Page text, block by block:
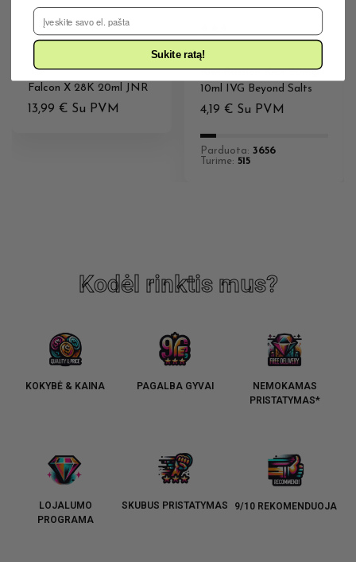
20MG VIENKARTINĖS
CIGARETĖS
Falcon X 28K 20ml JNR
13,99 € Su PVM
20MG E-SKYSČIAI
Kiwi Passion Kick 20mg
10ml IVG Beyond Salts
4,19 € Su PVM
Parduota: 3656
Turime: 515
Kodėl rinktis mus?
KOKYBĖ & KAINA PAGALBA GYVAI
NEMOKAMAS
PRISTATYMAS*
LOJALUMO
PROGRAMA
SKUBUS PRISTATYMAS 9/10 REKOMENDUOJA
El. Pašto adresas
Sukite ratą!